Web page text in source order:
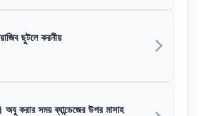
ছুটলে করনীয়
করার সময় ব্যান্ডেজের উপর মাসাহ